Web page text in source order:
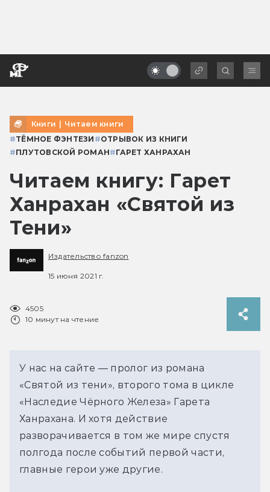
Книги | Читаем книги
#ТЁМНОЕ ФЭНТЕЗИ #ОТРЫВОК ИЗ КНИГИ
#ПЛУТОВСКОЙ РОМАН#ГАРЕТ ХАНРАХАН
Читаем книгу: Гарет
Ханрахан «Святой из
Тени»
Издательство fanzon
15 июня 2021 г.
4505
10 минут на чтение
У нас на сайте — пролог из романа
«Святой из тени», второго тома в цикле
«Наследие Чёрного Железа» Гарета
Ханрахана. И хотя действие
разворачивается в том же мире спустя
полгода после событий первой части,
главные герои уже другие.